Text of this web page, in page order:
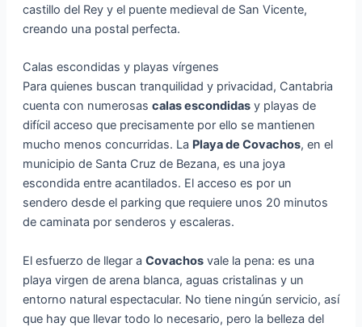
castillo del Rey y el puente medieval de San Vicente,
creando una postal perfecta.
Calas escondidas y playas vírgenes
Para quienes buscan tranquilidad y privacidad, Cantabria
cuenta con numerosas calas escondidasy playas de
difícil acceso que precisamente por ello se mantienen
mucho menos concurridas. La Playa de Covachos, en el
municipio de Santa Cruz de Bezana, es una joya
escondida entre acantilados. El acceso es por un
sendero desde el parking que requiere unos 20 minutos
de caminata por senderos y escaleras.
El esfuerzo de llegar a Covachosvale la pena: es una
playa virgen de arena blanca, aguas cristalinas y un
entorno natural espectacular. No tiene ningún servicio, así
que hay que llevar todo lo necesario, pero la belleza del